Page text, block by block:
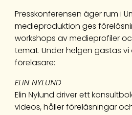
Presskonferensen äger rum i
medieproduktion ges
workshops av medieprofiler
temat. Under helgen gästas
föreläsare:
ELIN NYLUND
Elin Nylund driver ett
videos, håller föreläsningar